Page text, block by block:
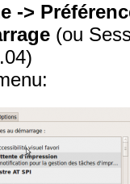
->
(ou